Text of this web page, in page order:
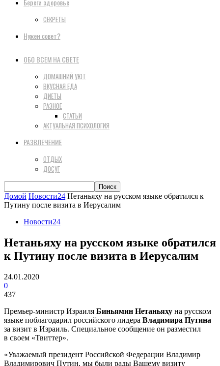
Береги здоровье
СЕКРЕТЫ
Нужен совет?
ОБО ВСЕМ НА СВЕТЕ
ДОМАШНИЙ УЮТ
ВКУСНАЯ ЕДА
ДИЕТЫ
РАЗНОЕ
СТАТЬИ
АКТУАЛЬНАЯ ПСИХОЛОГИЯ
РАЗВЛЕЧЕНИЕ
ОТДЫХ
ДОСУГ
Домой Новости24 Нетаньяху на русском языке обратился к
Путину после визита в Иерусалим
Новости24
Нетаньяху на русском языке обратился
к Путину после визита в Иерусалим
24.01.2020
0
437
Премьер-министр Израиля Биньямин Нетаньяху на русском
языке поблагодарил российского лидера Владимира Путина
за визит в Израиль. Специальное сообщение он разместил
в своем «Твиттер».
«Уважаемый президент Российской Федерации Владимир
Владимирович Путин, мы были рады Вашему визиту